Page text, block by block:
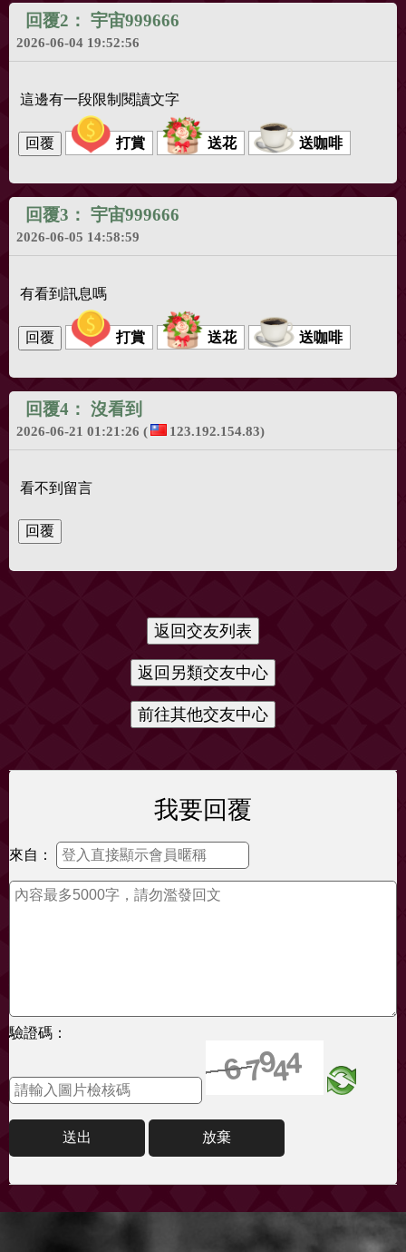
回覆2： 宇宙999666
2026-06-04 19:52:56
這邊有一段限制閱讀文字
打賞 送花 送咖啡
回覆3： 宇宙999666
2026-06-05 14:58:59
有看到訊息嗎
打賞 送花 送咖啡
回覆4： 沒看到
2026-06-21 01:21:26 ( 123.192.154.83)
看不到留言
我要回覆
來自：
驗證碼：
送出 放棄